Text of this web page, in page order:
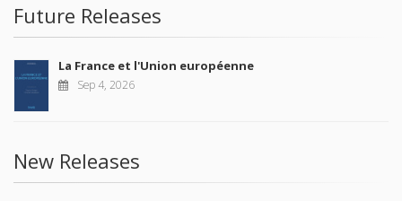
Future Releases
La France et l'Union européenne
Sep 4, 2026
New Releases